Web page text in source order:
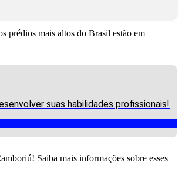
prédios mais altos do Brasil estão em
suas habilidades profissionais!
Saiba mais informações sobre esses